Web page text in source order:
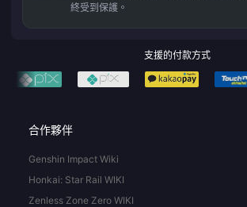
終受到保護。
支援的付款方式
合作夥伴
Genshin Impact Wiki
Honkai: Star Rail WIKI
Zenless Zone Zero WIKI